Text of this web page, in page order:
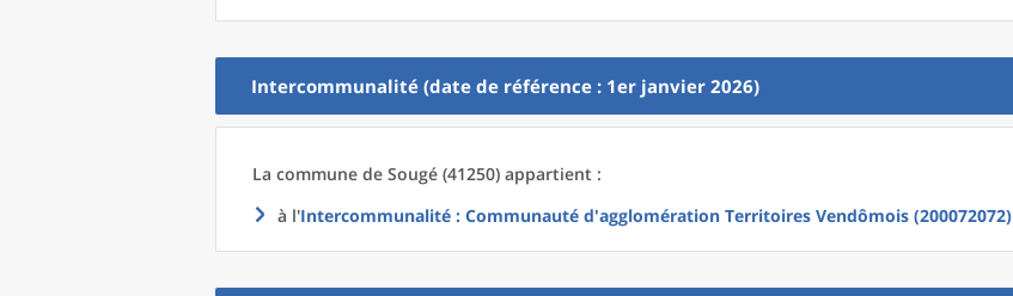
Intercommunalité (date de référence : 1er janvier 2026)
La commune de Sougé (41250) appartient :
à l'Intercommunalité : Communauté d'agglomération Territoires Vendômois (200072072)